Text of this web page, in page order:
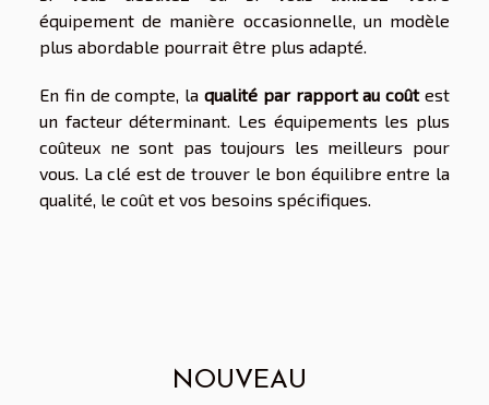
équipement de manière occasionnelle, un modèle
plus abordable pourrait être plus adapté.
En fin de compte, la qualité par rapport au coûtest
un facteur déterminant. Les équipements les plus
coûteux ne sont pas toujours les meilleurs pour
vous. La clé est de trouver le bon équilibre entre la
qualité, le coût et vos besoins spécifiques.
NOUVEAU